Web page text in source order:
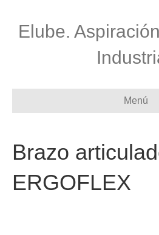
Elube.
Menú
Brazo
ERGOFLEX